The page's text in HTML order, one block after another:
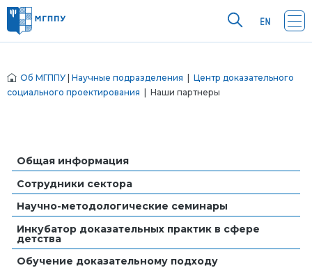
Об МГППУ Научные подразделения
Центр доказательного
социального проектирования | Наши партнеры
Общая информация
Сотрудники сектора
Научно-методологические семинары
Инкубатор доказательных практик в сфере
детства
Обучение доказательному подходу